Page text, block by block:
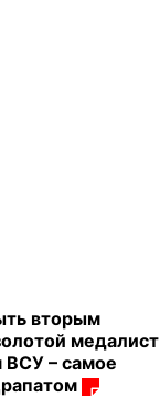
вторым
медалист
ВСУ – самое